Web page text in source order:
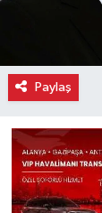
Paylaş